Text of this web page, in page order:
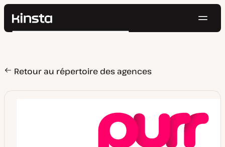
Kinsta®
Prix
Ressources
Contact
Rechercher
Retour au répertoire des agences